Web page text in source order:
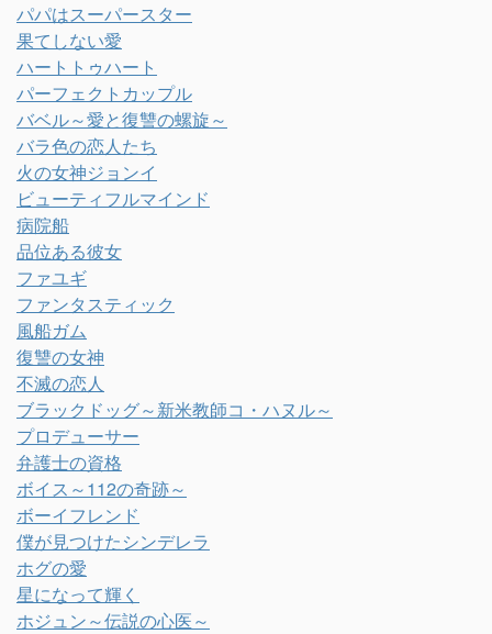
パパはスーパースター
果てしない愛
ハートトゥハート
パーフェクトカップル
バベル～愛と復讐の螺旋～
バラ色の恋人たち
火の女神ジョンイ
ビューティフルマインド
病院船
品位ある彼女
ファユギ
ファンタスティック
風船ガム
復讐の女神
不滅の恋人
ブラックドッグ～新米教師コ・ハヌル～
プロデューサー
弁護士の資格
ボイス～112の奇跡～
ボーイフレンド
僕が見つけたシンデレラ
ホグの愛
星になって輝く
ホジュン～伝説の心医～